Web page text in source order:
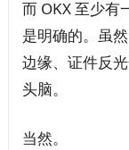
而 OKX 至少有
是明确的。虽
边缘、证件反
头脑。
当然。